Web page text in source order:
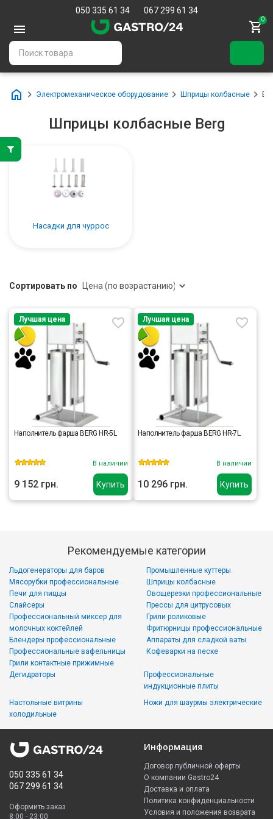
050 335 61 34 067 299 61 34
0
Электромеханическое оборудование Шприцы колбасные
Шприцы колбасные Berg
Насадки для чуррос
Сортировать по
Купить
Лучшая цена
Наполнитель фарша BERG HR-5L
В наличии
9 152 грн. Купить
Лучшая цена
Наполнитель фарша BERG HR-7L
В наличии
10 296 грн.
Рекомендуемые категории
Льдогенераторы для баров
Мясорубки профессиональные
Печи для пиццы
Слайсеры
Промышленные куттеры
Шприцы колбасные
Овощерезки профессиональные
Прессы для цитрусовых
Профессиональный миксер для
молочных коктейлей
Блендеры профессиональные
Профессиональные вафельницы
Грили контактные прижимные
Грили роликовые
Фритюрницы профессиональные
Аппараты для сладкой ваты
Кофеварки на песке
Дегидраторы
Настольные витрины
холодильные
Профессиональные
индукционные плиты
Ножи для шаурмы электрические
050 335 61 34
067 299 61 34
Оформить заказ
8:00 - 23:00
Информация
Договор публичной оферты
О компании Gastro24
Доставка и оплата
Политика конфиденциальности
Условия и положения возврата